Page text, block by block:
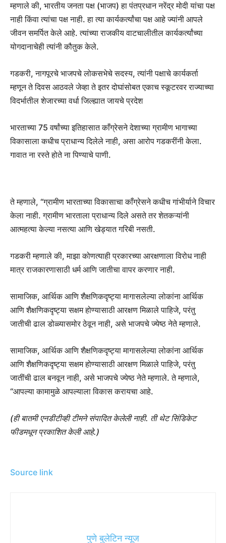
म्हणाले की, भारतीय जनता पक्ष (भाजप) हा पंतप्रधान नरेंद्र मोदी यांचा पक्ष
नाही किंवा त्यांचा पक्ष नाही. हा त्या कार्यकर्त्यांचा पक्ष आहे ज्यांनी आपले
जीवन समर्पित केले आहे. त्यांच्या राजकीय वाटचालीतील कार्यकर्त्यांच्या
योगदानाचेही त्यांनी कौतुक केले.
गडकरी, नागपूरचे भाजपचे लोकसभेचे सदस्य, त्यांनी पक्षाचे कार्यकर्ता
म्हणून ते दिवस आठवले जेव्हा ते इतर दोघांसोबत एकाच स्कूटरवर राज्याच्या
विदर्भातील शेजारच्या वर्धा जिल्ह्यात जायचे प्रदेश
भारताच्या 75 वर्षांच्या इतिहासात काँग्रेसने देशाच्या ग्रामीण भागाच्या
विकासाला कधीच प्राधान्य दिलेले नाही, असा आरोप गडकरींनी केला.
गावात ना रस्ते होते ना पिण्याचे पाणी.
ते म्हणाले, “ग्रामीण भारताच्या विकासाचा काँग्रेसने कधीच गांभीर्याने विचार
केला नाही. ग्रामीण भारताला प्राधान्य दिले असते तर शेतकऱ्यांनी
आत्महत्या केल्या नसत्या आणि खेड्यात गरिबी नसती.
गडकरी म्हणाले की, माझा कोणत्याही प्रकारच्या आरक्षणाला विरोध नाही
मात्र राजकारणासाठी धर्म आणि जातीचा वापर करणार नाही.
सामाजिक, आर्थिक आणि शैक्षणिकदृष्ट्या मागासलेल्या लोकांना आर्थिक
आणि शैक्षणिकदृष्ट्या सक्षम होण्यासाठी आरक्षण मिळाले पाहिजे, परंतु
जातीची ढाल डोळ्यासमोर ठेवून नाही, असे भाजपचे ज्येष्ठ नेते म्हणाले.
सामाजिक, आर्थिक आणि शैक्षणिकदृष्ट्या मागासलेल्या लोकांना आर्थिक
आणि शैक्षणिकदृष्ट्या सक्षम होण्यासाठी आरक्षण मिळाले पाहिजे, परंतु
जातींची ढाल बनवून नाही, असे भाजपचे ज्येष्ठ नेते म्हणाले. ते म्हणाले,
“आपल्या कामामुळे आपल्याला विकास करायचा आहे.
(ही बातमी एनडीटीव्ही टीमने संपादित केलेली नाही. ती थेट सिंडिकेट
फीडमधून प्रकाशित केली आहे.)
Source link
पुणे बुलेटिन न्यूज